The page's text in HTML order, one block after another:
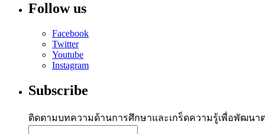
Follow us
Facebook
Twitter
Youtube
Instagram
Subscribe
ติดตามบทความด้านการศึกษาและเกร็ดความรู้เพื่อพัฒนาต